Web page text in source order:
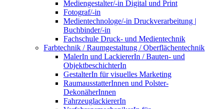
Mediengestalter/-in Digital und Print
Fotograf/-in
Medientechnologe/-in Druckverarbeitung |
Buchbinder/-in
Fachschule Druck- und Medientechnik
Farbtechnik / Raumgestaltung / Oberflächentechnik
MalerIn und LackiererIn / Bauten- und
ObjektbeschichterIn
GestalterIn für visuelles Marketing
RaumausstatterInnen und Polster-
DekonäherInnen
FahrzeuglackiererIn